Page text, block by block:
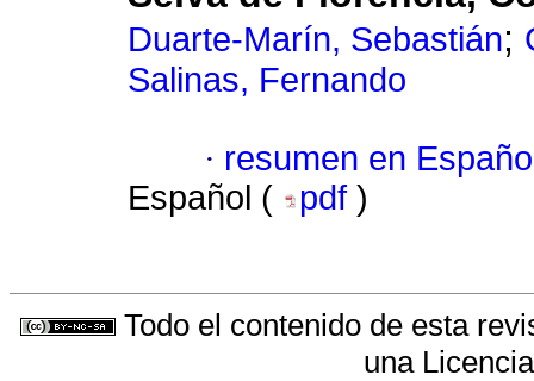
Duarte-Marín, Sebastián;
Salinas, Fernando
· resumen en
Español (
pdf )
Todo el contenido de esta
una